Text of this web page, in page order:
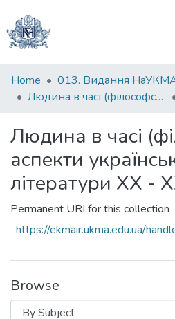
Communities
&
All of DSpace
Home 013. Видання
Людина в часі (філософські аспекти української літератури ХХ - ХХІ ст.)
Людина в часі
аспекти
літератури ХХ -
Permanent URI for this collection
https://ekmair.ukma.edu.ua/
Browse